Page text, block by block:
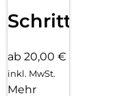
Schritten
ab 20,00 €
inkl. MwSt.
Mehr